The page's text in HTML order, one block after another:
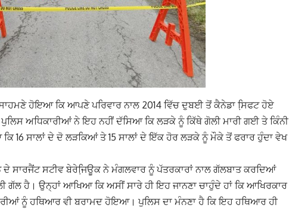
ਹੋਇਆ ਕਿ ਆਪਣੇ ਪਰਿਵਾਰ ਨਾਲ 2014 ਵਿੱਚ ਦੁਬਈ ਤੋਂ ਕੈਨੇਡਾ ਸਿ਼ਫਟ ਹੋਏ
ਅਧਿਕਾਰੀਆਂ ਨੇ ਇਹ ਨਹੀਂ ਦੱਸਿਆ ਕਿ ਲੜਕੇ ਨੂੰ ਕਿੱਥੇ ਗੋਲੀ ਮਾਰੀ ਗਈ ਤੇ ਕਿੰਨੀ
16 ਸਾਲਾਂ ਦੇ ਦੋ ਲੜਕਿਆਂ ਤੇ 15 ਸਾਲਾਂ ਦੇ ਇੱਕ ਹੋਰ ਲੜਕੇ ਨੂੰ ਮੌਕੇ ਤੋਂ ਫਰਾਰ ਹੁੰਦਾ ਵੇਖ
ਸਾਰਜੈਂਟ ਸਟੀਵ ਬੇਰੇਜਿ਼ਊਕ ਨੇ ਮੰਗਲਵਾਰ ਨੂੰ ਪੱਤਰਕਾਰਾਂ ਨਾਲ ਗੱਲਬਾਤ ਕਰਦਿਆਂ
ਗੱਲ ਹੈ। ਉਨ੍ਹਾਂ ਆਖਿਆ ਕਿ ਅਸੀਂ ਸਾਰੇ ਹੀ ਇਹ ਜਾਨਣਾ ਚਾਹੁੰਦੇ ਹਾਂ ਕਿ ਆਖਿਰਕਾਰ
ਨੂੰ ਹਥਿਆਰ ਵੀ ਬਰਾਮਦ ਹੋਇਆ। ਪੁਲਿਸ ਦਾ ਮੰਨਣਾ ਹੈ ਕਿ ਇਹ ਹਥਿਆਰ ਹੀ